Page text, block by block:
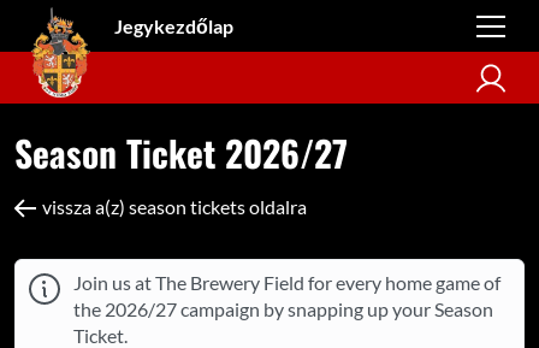
Jegykezdőlap
Season Ticket 2026/27
vissza a(z) season tickets oldalra
Join us at The Brewery Field for every home game of
the 2026/27 campaign by snapping up your Season
Ticket.